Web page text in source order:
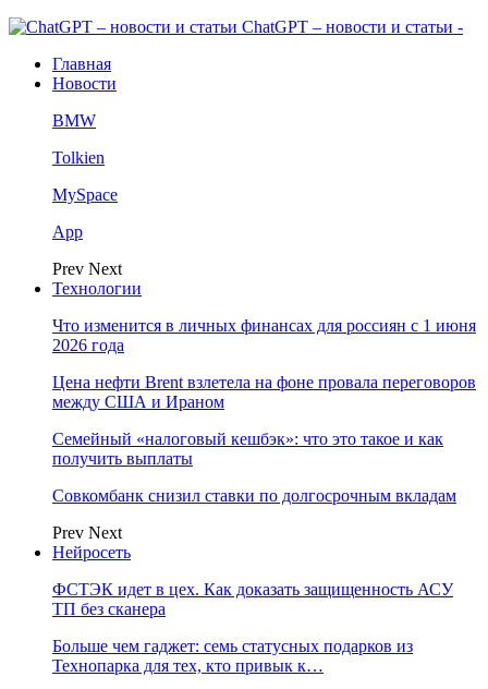
ChatGPT – новости и статьи -
Главная
Новости
BMW
Tolkien
MySpace
App
Prev Next
Технологии
Что изменится в личных финансах для россиян с 1 июня
2026 года
Цена нефти Brent взлетела на фоне провала переговоров
между США и Ираном
Семейный «налоговый кешбэк»: что это такое и как
получить выплаты
Совкомбанк снизил ставки по долгосрочным вкладам
Prev Next
Нейросеть
ФСТЭК идет в цех. Как доказать защищенность АСУ
ТП без сканера
Больше чем гаджет: семь статусных подарков из
Технопарка для тех, кто привык к…